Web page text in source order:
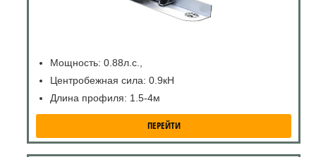
Мощность: 0.88л.с.,
Центробежная сила: 0.9кН
Длина профиля: 1.5-4м
ПЕРЕЙТИ